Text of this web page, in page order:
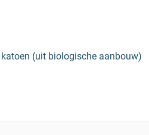
(uit biologische aanbouw)